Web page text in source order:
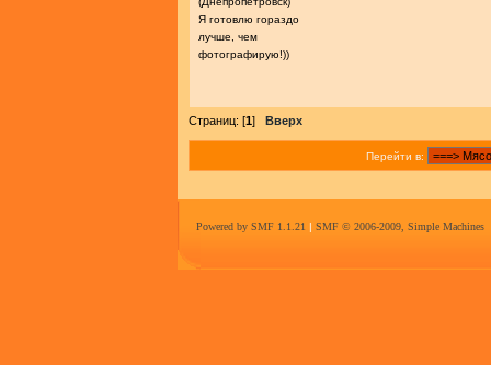
Я готовлю гораздо
лучше, чем
фотографирую!))
Страниц: [1] Вверх
Перейти в:
Powered by SMF 1.1.21 | SMF © 2006-2009, Simple Machines